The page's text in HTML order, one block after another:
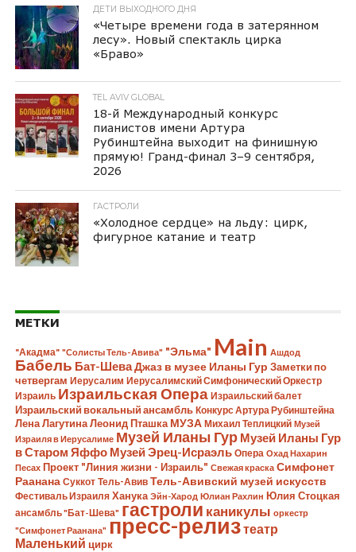
ДЕТИ ВЫХОДНОГО ДНЯ
«Четыре времени года в затерянном
лесу». Новый спектакль цирка
«Браво»
TEL AVIV GLOBAL
18-й Международный конкурс
пианистов имени Артура
Рубинштейна выходит на финишную
прямую! Гранд-финал 3–9 сентября,
2026
ГАСТРОЛИ
«Холодное сердце» на льду: цирк,
фигурное катание и театр
МЕТКИ
"Акадма" "Солисты Тель-Авива" "Эльма" Main Ашдод
Бабель Бат-ШеваДжаз в музее Иланы Гур Заметки по
четвергам Иерусалим Иерусалимский Симфонический Оркестр
Израиль Израильская Опера Израильский балет
Израильский вокальный ансамбль Конкурс Артура Рубинштейна
Лена Лагутина Леонид Пташка МУЗА Михаил Теплицкий Музей
Израиля в Иерусалиме Музей Иланы Гур Музей Иланы Гур
в Старом Яффо Музей Эрец-Исраэль Опера Охад Нахарин
Песах Проект "Линия жизни - Израиль" Свежая краска Симфонет
Раанана Суккот Тель-Авив Тель-Авивский музей искусств
Фестиваль Израиля Ханука Эйн-Харод Юлиан Рахлин Юлия Стоцкая
ансамбль "Бат-Шева" гастроли каникулы оркестр
"Симфонет Раанана" пресс-релизтеатр
Маленький цирк